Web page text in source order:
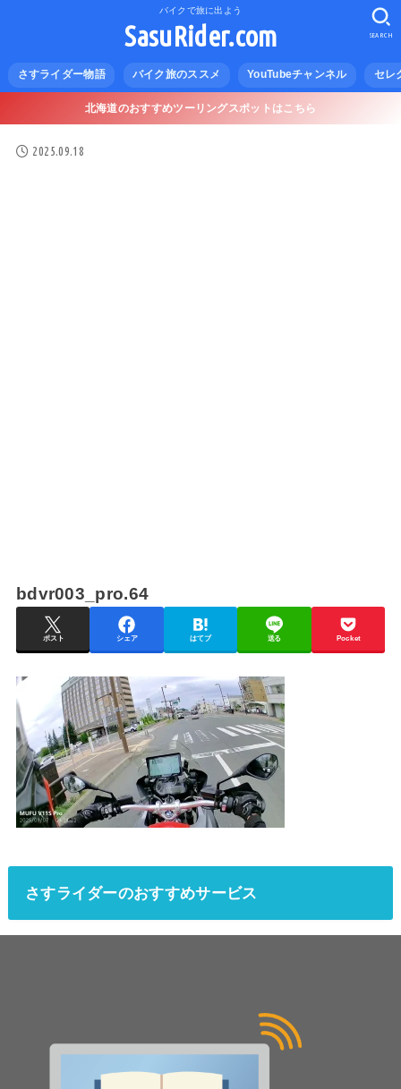
バイクで旅に出よう
SasuRider.com
さすライダー物語 バイク旅のススメ YouTubeチャンネル セレ
SEARCH
北海道のおすすめツーリングスポットはこちら
2025.09.18
bdvr003_pro.64
ポスト シェア はてブ 送る Pocket
さすライダーのおすすめサービス